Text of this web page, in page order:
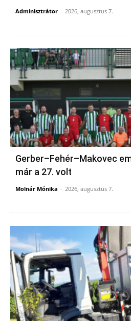
Adminisztrátor - 2026, augusztus 7.
Gerber–Fehér–Makovec
már a 27. volt
Molnár Mónika - 2026, augusztus 7.